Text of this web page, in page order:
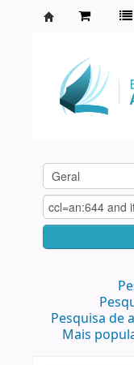
Agamenon
Magalhães
Pesquisa de
Mais